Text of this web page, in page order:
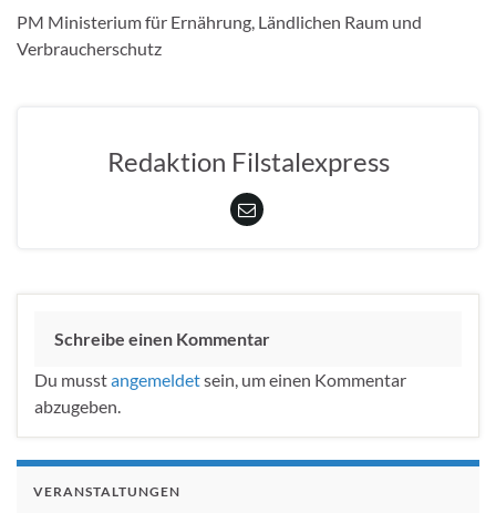
PM Ministerium für Ernährung, Ländlichen Raum und
Verbraucherschutz
Redaktion Filstalexpress
Schreibe einen Kommentar
Du musstangemeldetsein, um einen Kommentar
abzugeben.
VERANSTALTUNGEN